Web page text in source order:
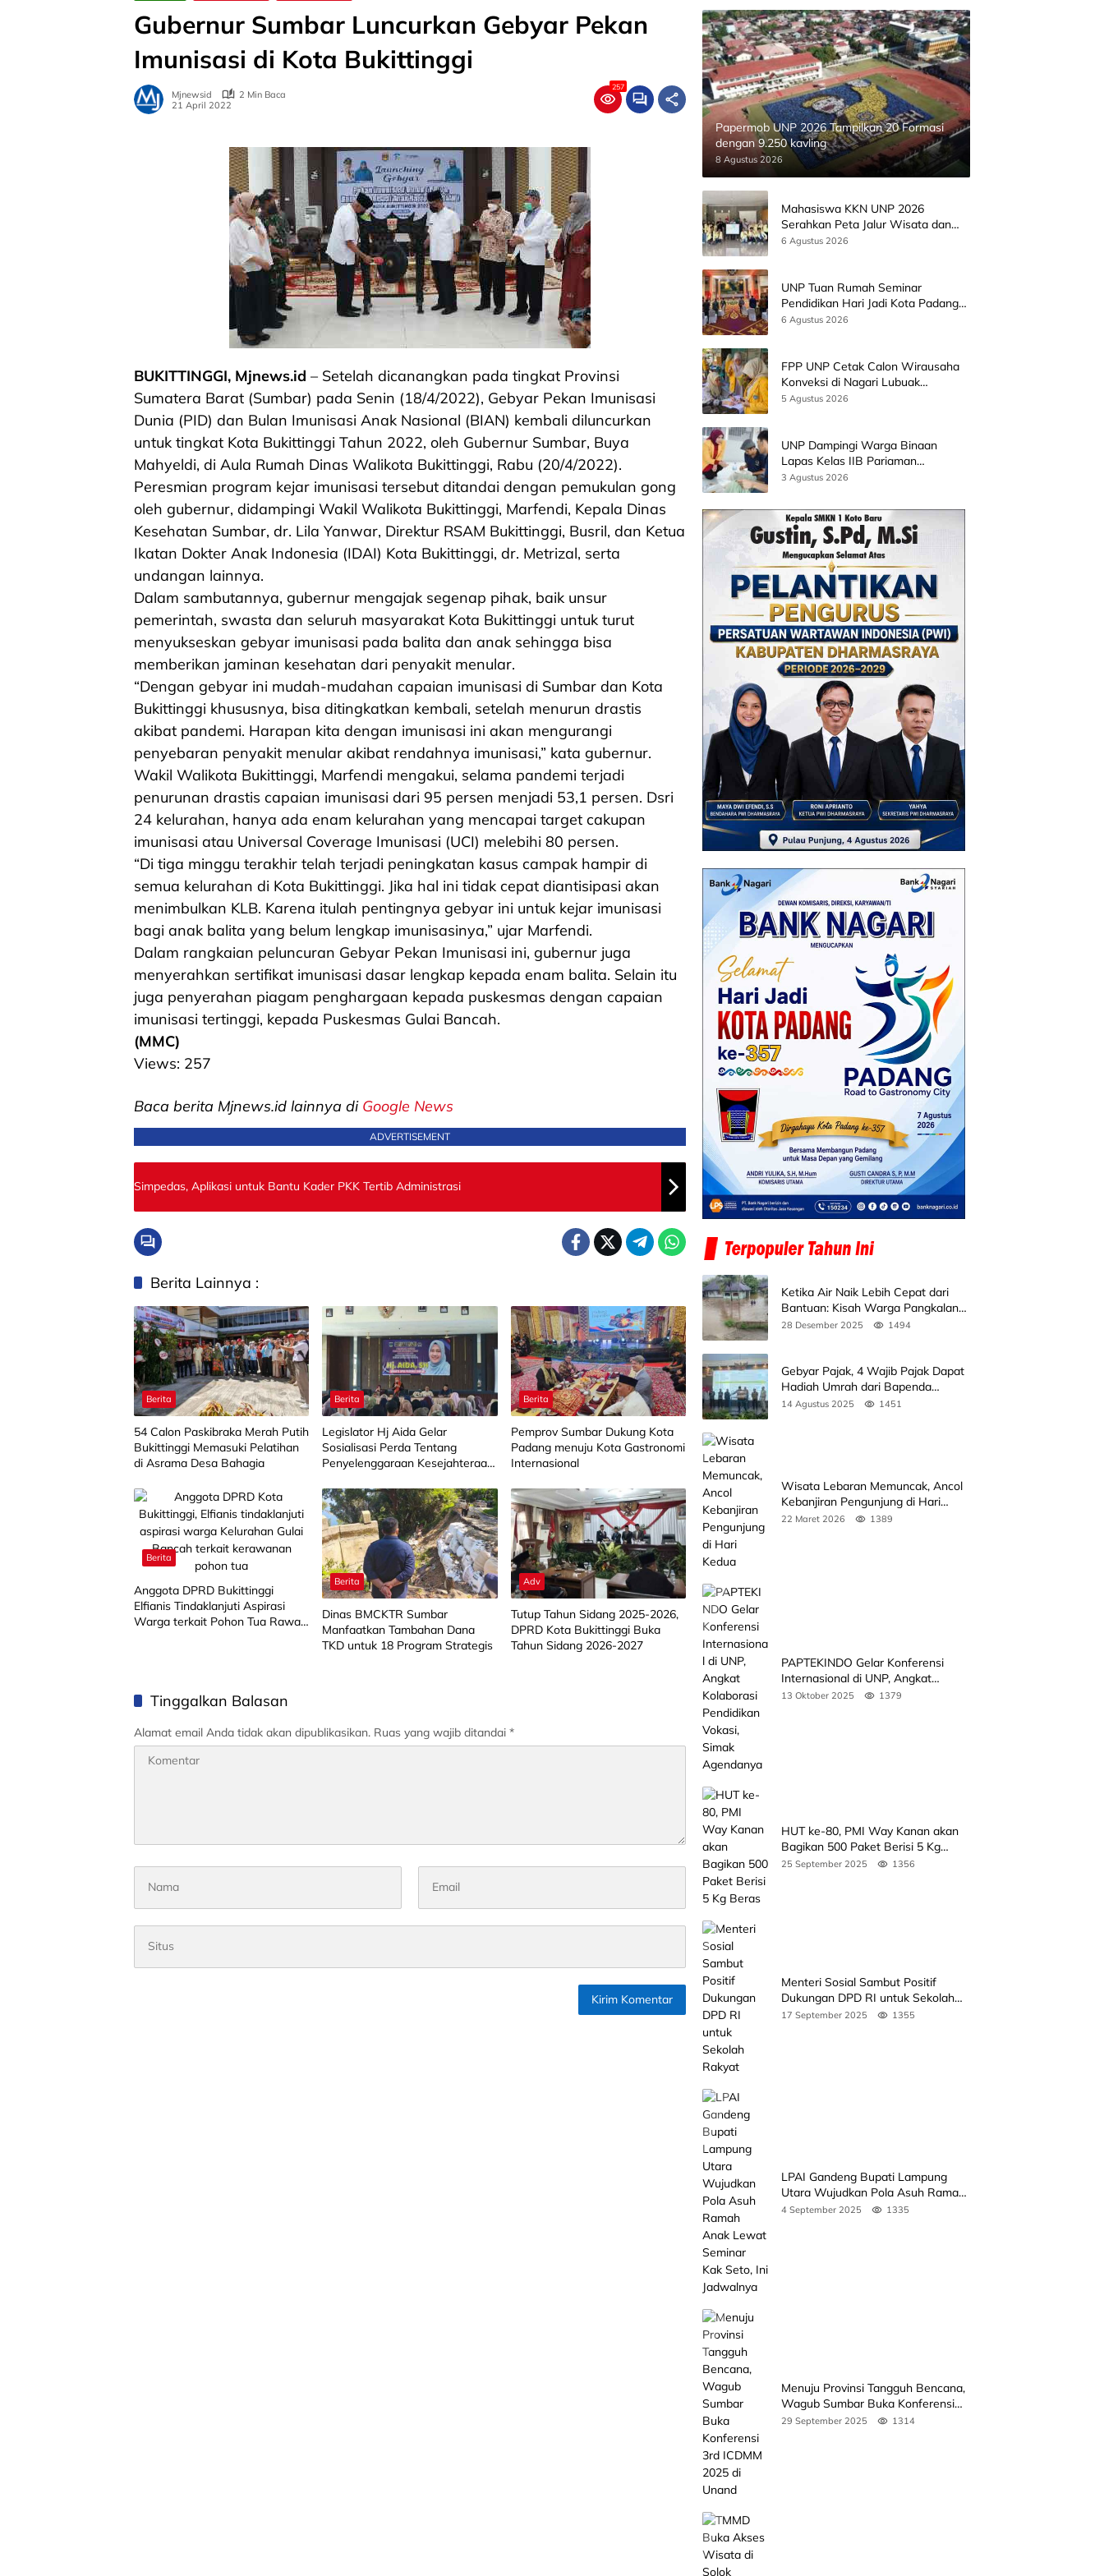
Gubernur Sumbar Luncurkan Gebyar Pekan
Imunisasi di Kota Bukittinggi
Mjnewsid
2 Min Baca
21 April 2022
257
BUKITTINGGI, Mjnews.id – Setelah dicanangkan pada tingkat Provinsi
Sumatera Barat (Sumbar) pada Senin (18/4/2022), Gebyar Pekan Imunisasi
Dunia (PID) dan Bulan Imunisasi Anak Nasional (BIAN) kembali diluncurkan
untuk tingkat Kota Bukittinggi Tahun 2022, oleh Gubernur Sumbar, Buya
Mahyeldi, di Aula Rumah Dinas Walikota Bukittinggi, Rabu (20/4/2022).
Peresmian program kejar imunisasi tersebut ditandai dengan pemukulan gong
oleh gubernur, didampingi Wakil Walikota Bukittinggi, Marfendi, Kepala Dinas
Kesehatan Sumbar, dr. Lila Yanwar, Direktur RSAM Bukittinggi, Busril, dan Ketua
Ikatan Dokter Anak Indonesia (IDAI) Kota Bukittinggi, dr. Metrizal, serta
undangan lainnya.
Dalam sambutannya, gubernur mengajak segenap pihak, baik unsur
pemerintah, swasta dan seluruh masyarakat Kota Bukittinggi untuk turut
menyukseskan gebyar imunisasi pada balita dan anak sehingga bisa
memberikan jaminan kesehatan dari penyakit menular.
“Dengan gebyar ini mudah-mudahan capaian imunisasi di Sumbar dan Kota
Bukittinggi khususnya, bisa ditingkatkan kembali, setelah menurun drastis
akibat pandemi. Harapan kita dengan imunisasi ini akan mengurangi
penyebaran penyakit menular akibat rendahnya imunisasi,” kata gubernur.
Wakil Walikota Bukittinggi, Marfendi mengakui, selama pandemi terjadi
penurunan drastis capaian imunisasi dari 95 persen menjadi 53,1 persen. Dsri
24 kelurahan, hanya ada enam kelurahan yang mencapai target cakupan
imunisasi atau Universal Coverage Imunisasi (UCI) melebihi 80 persen.
“Di tiga minggu terakhir telah terjadi peningkatan kasus campak hampir di
semua kelurahan di Kota Bukittinggi. Jika hal ini tidak cepat diantisipasi akan
menimbulkan KLB. Karena itulah pentingnya gebyar ini untuk kejar imunisasi
bagi anak balita yang belum lengkap imunisasinya,” ujar Marfendi.
Dalam rangkaian peluncuran Gebyar Pekan Imunisasi ini, gubernur juga
menyerahkan sertifikat imunisasi dasar lengkap kepada enam balita. Selain itu
juga penyerahan piagam penghargaan kepada puskesmas dengan capaian
imunisasi tertinggi, kepada Puskesmas Gulai Bancah.
(MMC)
Views: 257
Baca berita Mjnews.id lainnya di Google News
ADVERTISEMENT
Simpedas, Aplikasi untuk Bantu Kader PKK Tertib Administrasi
Berita Lainnya :
Berita
‎54 Calon Paskibraka Merah Putih
Bukittinggi Memasuki Pelatihan
di Asrama Desa Bahagia
Berita
Legislator Hj Aida Gelar
Sosialisasi Perda Tentang
Penyelenggaraan Kesejahteraan
Berita
Pemprov Sumbar Dukung Kota
Padang menuju Kota Gastronomi
Internasional
Berita
Anggota DPRD Bukittinggi
Elfianis Tindaklanjuti Aspirasi
Warga terkait Pohon Tua Rawan
Berita
Dinas BMCKTR Sumbar
Manfaatkan Tambahan Dana
TKD untuk 18 Program Strategis
Adv
Tutup Tahun Sidang 2025-2026,
DPRD Kota Bukittinggi Buka
Tahun Sidang 2026-2027
Tinggalkan Balasan
Alamat email Anda tidak akan dipublikasikan. Ruas yang wajib ditandai *
Papermob UNP 2026 Tampilkan 20 Formasi
dengan 9.250 kavling
8 Agustus 2026
Mahasiswa KKN UNP 2026
Serahkan Peta Jalur Wisata dan
Peta Administrasi Nagari
6 Agustus 2026
UNP Tuan Rumah Seminar
Pendidikan Hari Jadi Kota Padang
Bersama Wamen Diktisainstek dan
6 Agustus 2026
FPP UNP Cetak Calon Wirausaha
Konveksi di Nagari Lubuak
Batingkok Limapuluh Kota
5 Agustus 2026
UNP Dampingi Warga Binaan
Lapas Kelas IIB Pariaman
Kembangkan Produk Kreatif
3 Agustus 2026
Ketika Air Naik Lebih Cepat dari
Bantuan: Kisah Warga Pangkalan
Koto Baru Bertahan di Tengah
28 Desember 2025 1494
Gebyar Pajak, 4 Wajib Pajak Dapat
Hadiah Umrah dari Bapenda
Sumbar
14 Agustus 2025 1451
Wisata Lebaran Memuncak, Ancol
Kebanjiran Pengunjung di Hari
Kedua
22 Maret 2026 1389
PAPTEKINDO Gelar Konferensi
Internasional di UNP, Angkat
Kolaborasi Pendidikan Vokasi,
13 Oktober 2025 1379
HUT ke-80, PMI Way Kanan akan
Bagikan 500 Paket Berisi 5 Kg
Beras
25 September 2025 1356
Menteri Sosial Sambut Positif
Dukungan DPD RI untuk Sekolah
Rakyat
17 September 2025 1355
LPAI Gandeng Bupati Lampung
Utara Wujudkan Pola Asuh Ramah
Anak Lewat Seminar Kak Seto, Ini
4 September 2025 1335
Menuju Provinsi Tangguh Bencana,
Wagub Sumbar Buka Konferensi
3rd ICDMM 2025 di Unand
29 September 2025 1314